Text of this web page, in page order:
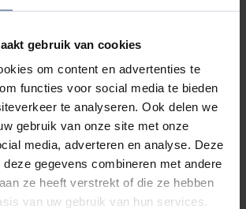
gebruik van cookies
om content en advertenties te
functies voor social media te bieden
te analyseren. Ook delen we
gebruik van onze site met onze
media, adverteren en analyse. Deze
deze gegevens combineren met andere
ze heeft verstrekt of die ze hebben
van uw gebruik van hun services.
of neem contact met ons op
en actueel mogelijk weer te
echter nooit uit te sluiten. Vertrouw
op deze informatie, maar controleer
die uw beslissing zouden kunnen
kunnen dan ook geen rechten worden
genoemde gegevens.